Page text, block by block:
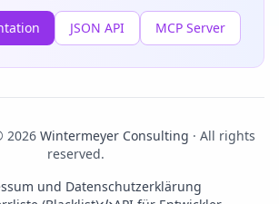
JSON API MCP Server
2026 Wintermeyer Consulting · All rights
reserved.
und Datenschutzerklärung